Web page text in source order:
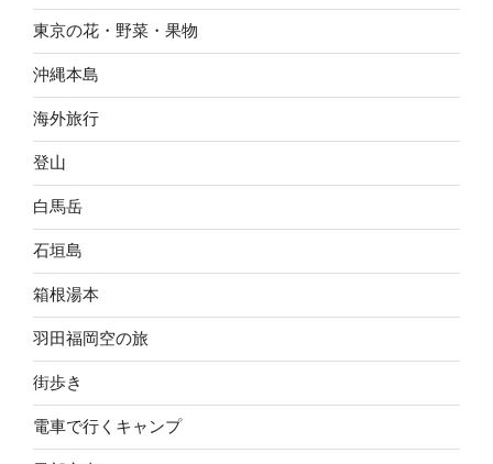
東京の花・野菜・果物
沖縄本島
海外旅行
登山
白馬岳
石垣島
箱根湯本
羽田福岡空の旅
街歩き
電車で行くキャンプ